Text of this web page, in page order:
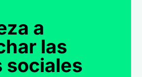
a
las
sociales